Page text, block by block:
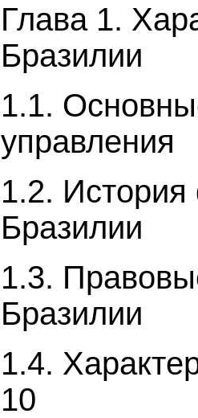
Глава 1.
1.1.
1.2.
1.3.
1.4.
10